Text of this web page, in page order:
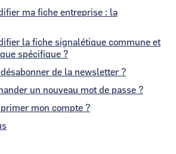
ma fiche entreprise : la
la fiche signalétique commune et
spécifique ?
de la newsletter ?
un nouveau mot de passe ?
mon compte ?